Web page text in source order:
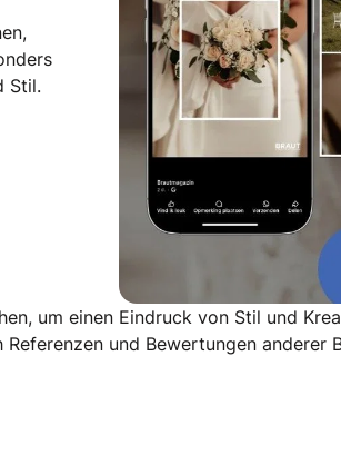
Stil.
um einen Eindruck von Stil und
und Bewertungen